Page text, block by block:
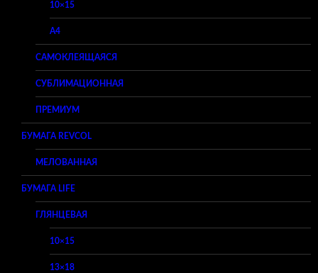
10×15
A4
САМОКЛЕЯЩАЯСЯ
СУБЛИМАЦИОННАЯ
ПРЕМИУМ
БУМАГА REVCOL
МЕЛОВАННАЯ
БУМАГА LIFE
ГЛЯНЦЕВАЯ
10×15
13×18